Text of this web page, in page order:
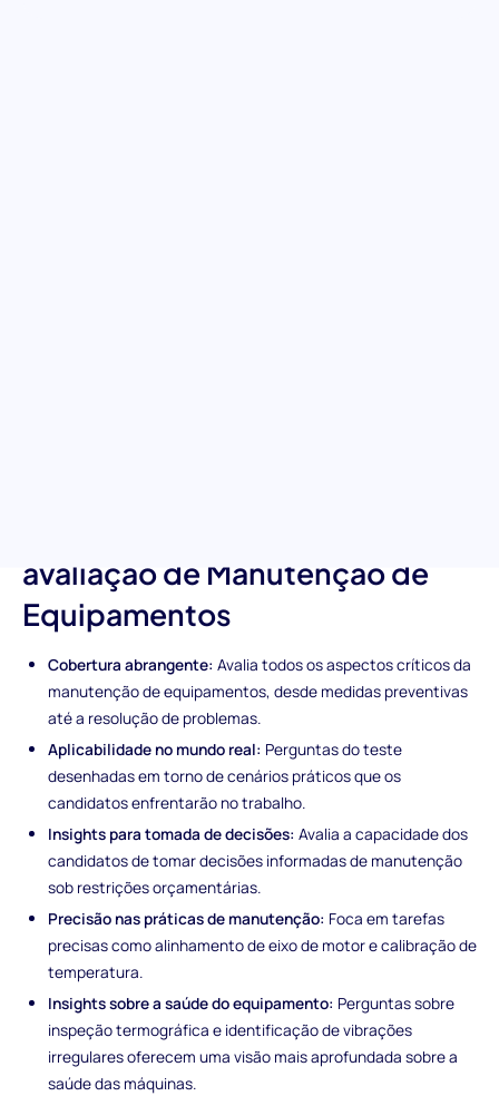
avaliação de Manutenção de
Equipamentos
Cobertura abrangente: Avalia todos os aspectos críticos da
manutenção de equipamentos, desde medidas preventivas
até a resolução de problemas.
Aplicabilidade no mundo real: Perguntas do teste
desenhadas em torno de cenários práticos que os
candidatos enfrentarão no trabalho.
Insights para tomada de decisões: Avalia a capacidade dos
candidatos de tomar decisões informadas de manutenção
sob restrições orçamentárias.
Precisão nas práticas de manutenção: Foca em tarefas
precisas como alinhamento de eixo de motor e calibração de
temperatura.
Insights sobre a saúde do equipamento: Perguntas sobre
inspeção termográfica e identificação de vibrações
irregulares oferecem uma visão mais aprofundada sobre a
saúde das máquinas.